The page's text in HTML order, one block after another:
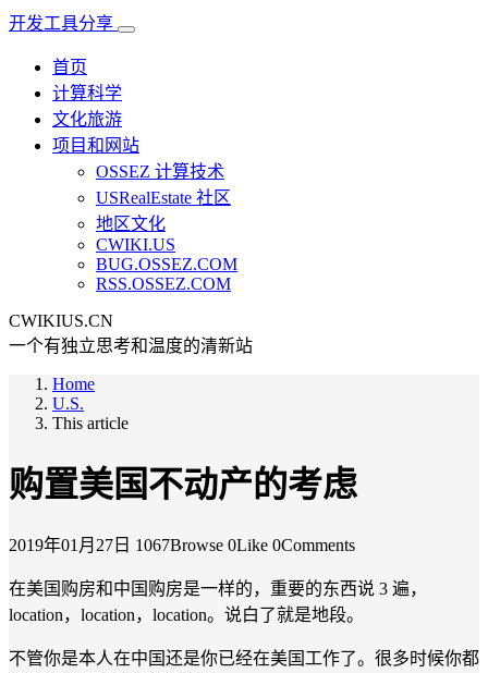
开发工具分享
首页
计算科学
文化旅游
项目和网站
OSSEZ 计算技术
USRealEstate 社区
地区文化
CWIKI.US
BUG.OSSEZ.COM
RSS.OSSEZ.COM
CWIKIUS.CN
一个有独立思考和温度的清新站
Home
U.S.
This article
购置美国不动产的考虑
2019年01月27日 1067Browse 0Like 0Comments
在美国购房和中国购房是一样的，重要的东西说 3 遍，
location，location，location。说白了就是地段。
不管你是本人在中国还是你已经在美国工作了。很多时候你都